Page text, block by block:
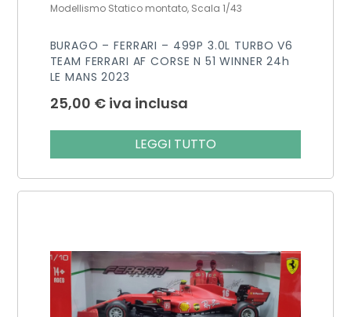
Modellismo Statico montato, Scala 1/43
BURAGO – FERRARI – 499P 3.0L TURBO V6
TEAM FERRARI AF CORSE N 51 WINNER 24h
LE MANS 2023
25,00 € iva inclusa
LEGGI TUTTO